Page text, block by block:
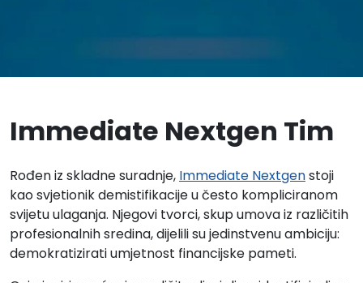
Immediate Nextgen Tim
Rođen iz skladne suradnje, Immediate Nextgenstoji
kao svjetionik demistifikacije u često kompliciranom
svijetu ulaganja. Njegovi tvorci, skup umova iz različitih
profesionalnih sredina, dijelili su jedinstvenu ambiciju:
demokratizirati umjetnost financijske pameti.